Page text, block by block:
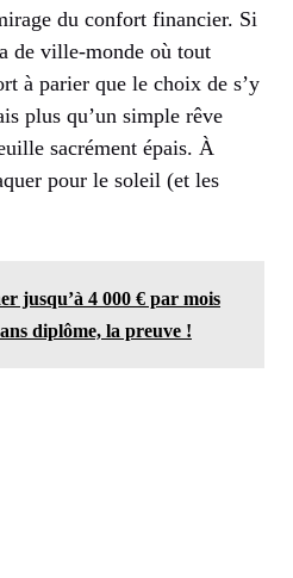
du confort financier. Si
de ville-monde où tout
à parier que le choix de s’y
plus qu’un simple rêve
sacrément épais. À
pour le soleil (et les
jusqu’à 4 000 € par mois
diplôme, la preuve !